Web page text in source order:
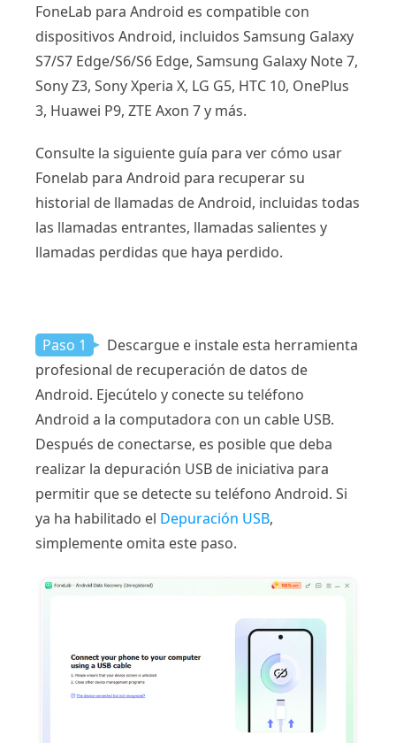
FoneLab para Android es compatible con
dispositivos Android, incluidos Samsung Galaxy
S7/S7 Edge/S6/S6 Edge, Samsung Galaxy Note 7,
Sony Z3, Sony Xperia X, LG G5, HTC 10, OnePlus
3, Huawei P9, ZTE Axon 7 y más.
Consulte la siguiente guía para ver cómo usar
Fonelab para Android para recuperar su
historial de llamadas de Android, incluidas todas
las llamadas entrantes, llamadas salientes y
llamadas perdidas que haya perdido.
Paso 1
Descargue e instale esta herramienta
profesional de recuperación de datos de
Android. Ejecútelo y conecte su teléfono
Android a la computadora con un cable USB.
Después de conectarse, es posible que deba
realizar la depuración USB de iniciativa para
permitir que se detecte su teléfono Android. Si
ya ha habilitado el Depuración USB,
simplemente omita este paso.